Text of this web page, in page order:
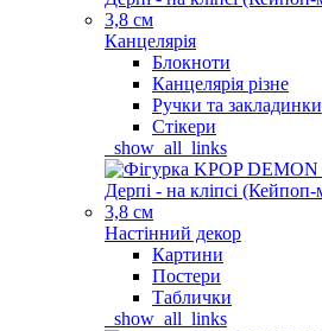
Канцелярія
Блокноти
Канцелярія різне
Ручки та закладинки
Стікери
_show_all_links
Настінний декор
Картини
Постери
Таблички
_show_all_links